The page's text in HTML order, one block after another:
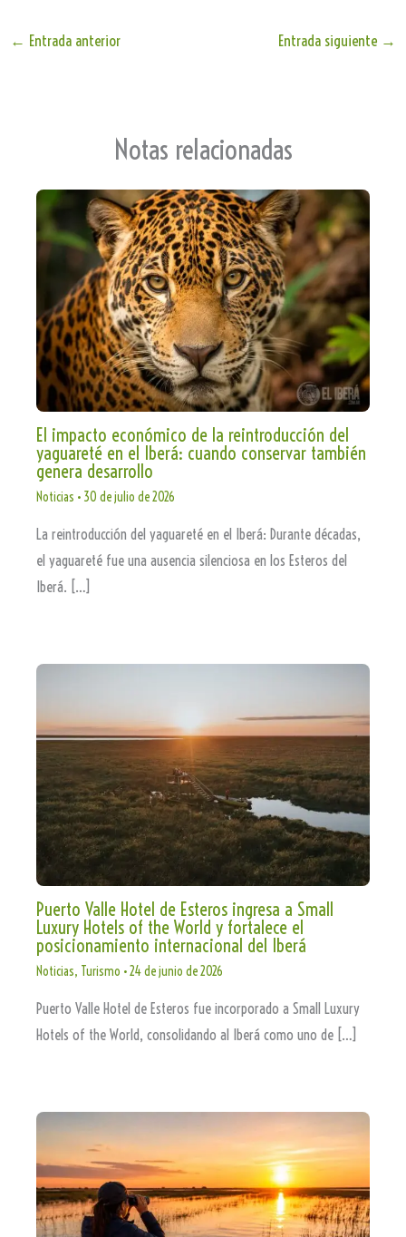
te
← Entrada anterior Entrada siguiente →
Notas relacionadas
El impacto económico de la reintroducción del
yaguareté en el Iberá: cuando conservar también
genera desarrollo
Noticias • 30 de julio de 2026
La reintroducción del yaguareté en el Iberá: Durante décadas,
el yaguareté fue una ausencia silenciosa en los Esteros del
Iberá. […]
Puerto Valle Hotel de Esteros ingresa a Small
Luxury Hotels of the World y fortalece el
posicionamiento internacional del Iberá
Noticias, Turismo •24 de junio de 2026
Puerto Valle Hotel de Esteros fue incorporado a Small Luxury
Hotels of the World, consolidando al Iberá como uno de […]